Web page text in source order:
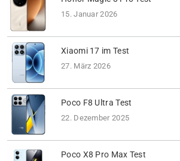
15. Januar 2026
Xiaomi 17 im Test
27. März 2026
Poco F8 Ultra Test
22. Dezember 2025
Poco X8 Pro Max Test